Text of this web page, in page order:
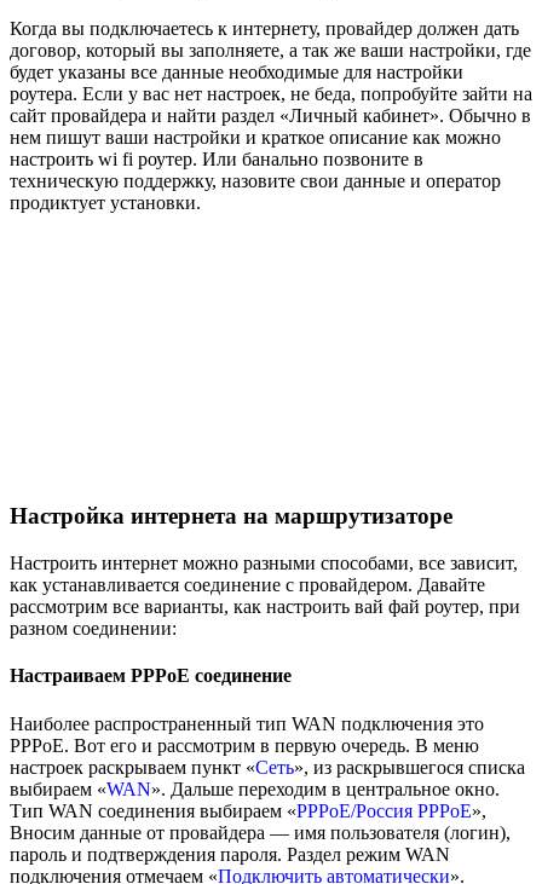
Когда вы подключаетесь к интернету, провайдер должен дать
договор, который вы заполняете, а так же ваши настройки, где
будет указаны все данные необходимые для настройки
роутера. Если у вас нет настроек, не беда, попробуйте зайти на
сайт провайдера и найти раздел «Личный кабинет». Обычно в
нем пишут ваши настройки и краткое описание как можно
настроить wi fi роутер. Или банально позвоните в
техническую поддержку, назовите свои данные и оператор
продиктует установки.
Настройка интернета на маршрутизаторе
Настроить интернет можно разными способами, все зависит,
как устанавливается соединение с провайдером. Давайте
рассмотрим все варианты, как настроить вай фай роутер, при
разном соединении:
Настраиваем PPPoE соединение
Наиболее распространенный тип WAN подключения это
PPPoE. Вот его и рассмотрим в первую очередь. В меню
настроек раскрываем пункт «Сеть», из раскрывшегося списка
выбираем «WAN». Дальше переходим в центральное окно.
Тип WAN соединения выбираем «PPPoE/Россия PPPoE»,
Вносим данные от провайдера — имя пользователя (логин),
пароль и подтверждения пароля. Раздел режим WAN
подключения отмечаем «Подключить автоматически».